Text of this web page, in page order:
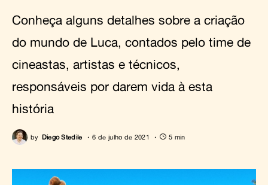
Conheça alguns detalhes sobre a criação
do mundo de Luca, contados pelo time de
cineastas, artistas e técnicos,
responsáveis por darem vida à esta
história
by Diego Stedile 6 de julho de 2021 5 min